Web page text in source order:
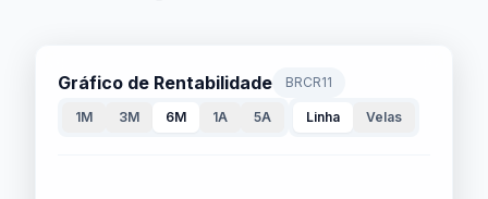
Gráfico de Rentabilidade BRCR11
1M 3M 6M 1A 5A Linha Velas